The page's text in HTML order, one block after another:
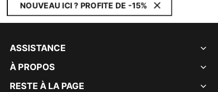
NOUVEAU ICI ? PROFITE DE -15%
ASSISTANCE
À PROPOS
RESTE À LA PAGE